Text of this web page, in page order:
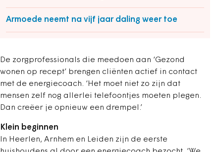
Armoede neemt na vijf jaar daling weer toe
De zorgprofessionals die meedoen aan ‘Gezond
wonen op recept’ brengen cliënten actief in contact
met de energiecoach. ‘Het moet niet zo zijn dat
mensen zelf nog allerlei telefoontjes moeten plegen.
Dan creëer je opnieuw een drempel.’
Klein beginnen
In Heerlen, Arnhem en Leiden zijn de eerste